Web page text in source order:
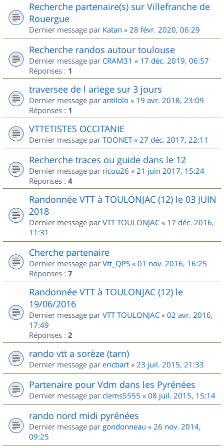
Recherche partenaire(s) sur Villefranche de
Rouergue
Dernier message par Katan « 28 févr. 2020, 06:29
Recherche randos autour toulouse
Dernier message par CRAM31 « 17 déc. 2019, 06:57
Réponses : 1
traversee de l ariege sur 3 jours
Dernier message par antilolo « 19 avr. 2018, 23:09
Réponses : 1
VTTETISTES OCCITANIE
Dernier message par TOONET« 27 déc. 2017, 22:11
Recherche traces ou guide dans le 12
Dernier message par ricou26 « 21 juin 2017, 15:24
Réponses : 4
Randonnée VTT à TOULONJAC (12) le 03 JUIN
2018
Dernier message par VTT TOULONJAC « 17 déc. 2016,
11:31
Cherche partenaire
Dernier message par Vtt_QPS « 01 nov. 2016, 16:25
Réponses : 7
Randonnée VTT à TOULONJAC (12) le
19/06/2016
Dernier message par VTT TOULONJAC « 02 avr. 2016,
17:49
Réponses : 2
rando vtt a sorèze (tarn)
Dernier message par ericbart « 23 juil. 2015, 21:33
Partenaire pour Vdm dans les Pyrénées
Dernier message par clems5555 « 08 juil. 2015, 15:14
rando nord midi pyrénées
Dernier message par gondonneau « 26 nov. 2014,
09:25